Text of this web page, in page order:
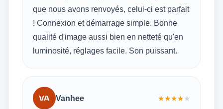
que nous avons renvoyés, celui-ci est parfait
! Connexion et démarrage simple. Bonne
qualité d'image aussi bien en netteté qu'en
luminosité, réglages facile. Son puissant.
VA Vanhee ★★★★★